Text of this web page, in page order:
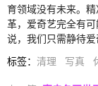
育领域没有未来。
革，爱奇艺完全有
说，我们只需静待爱
标签： 清理 写真